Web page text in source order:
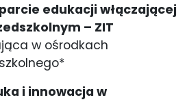
edukacji włączającej
– ZIT
w ośrodkach
i innowacja w